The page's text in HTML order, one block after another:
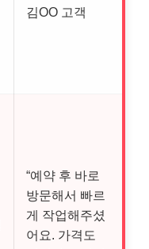
김OO 고객
“예약 후 바로
방문해서 빠르
게 작업해주셨
어요. 가격도